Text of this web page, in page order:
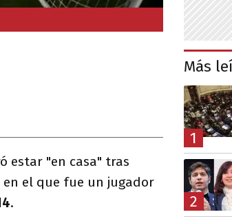
estar "en casa" tras
en el que fue un jugador
.
Más
1
2